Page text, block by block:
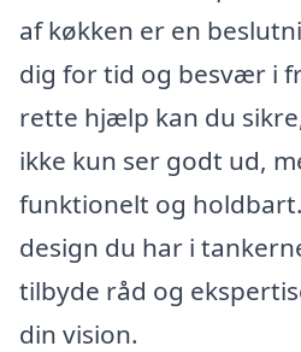
af køkken er en
dig for tid og besvær i
rette hjælp kan du
ikke kun ser godt ud,
funktionelt og
design du har i
tilbyde råd og
din vision.